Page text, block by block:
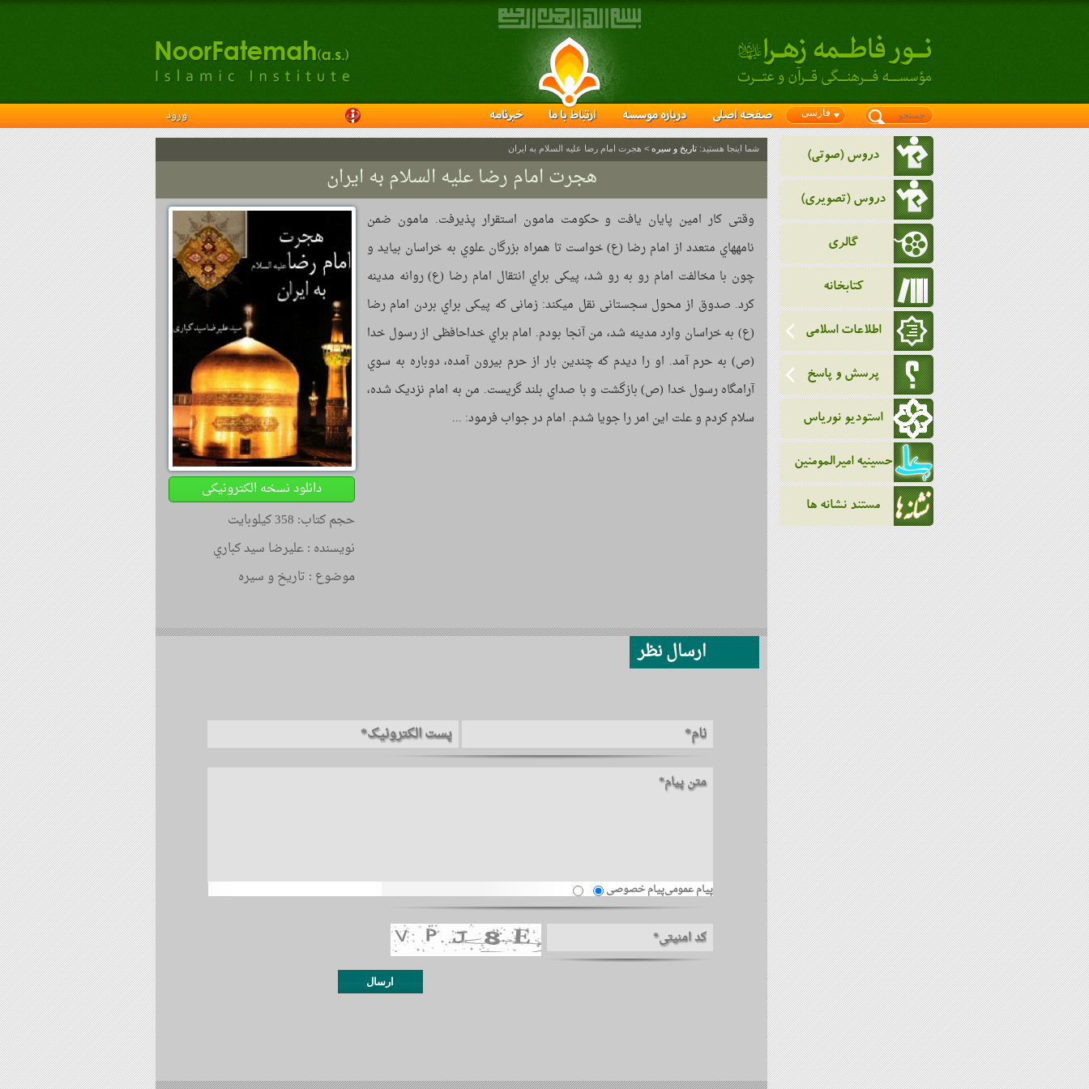
فارسی صفحه اصلی درباره موسسه ارتباط با ما خبرنامه ورود
دروس (صوتی)
دروس (تصویری)
گالری
کتابخانه
اطلاعات اسلامی
پرسش و پاسخ
استودیو نوریاس
حسینیه امیرالمومنین
مستند نشانه ها
شما اینجا هستید: تاریخ و سیره > هجرت امام رضا علیه السلام به ایران
هجرت امام رضا علیه السلام به ایران
دانلود نسخه الکترونیکی
حجم کتاب: 358 کیلوبایت
نویسنده :علیرضا سید کباري
موضوع : تاریخ و سیره
وقتی کار امین پایان یافت و حکومت مامون استقرار پذیرفت. مامون ضمن
نامههاي متعدد از امام رضا (ع) خواست تا همراه بزرگان علوي به خراسان بیاید و
چون با مخالفت امام رو به رو شد، پیکی براي انتقال امام رضا (ع) روانه مدینه
کرد. صدوق از محول سجستانی نقل میکند: زمانی که پیکی براي بردن امام رضا
(ع) به خراسان وارد مدینه شد، من آنجا بودم. امام براي خداحافظی از رسول خدا
(ص) به حرم آمد. او را دیدم که چندین بار از حرم بیرون آمده، دوباره به سوي
آرامگاه رسول خدا (ص) بازگشت و با صداي بلند گریست. من به امام نزدیک شده،
سلام کردم و علت این امر را جویا شدم. امام در جواب فرمود: ...
ارسال نظر
پیام عمومیپیام خصوصی